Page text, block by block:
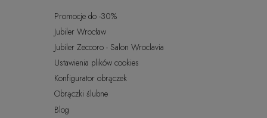
Promocje do -30%
Jubiler Wrocław
Jubiler Zeccoro - Salon Wroclavia
Ustawienia plików cookies
Konfigurator obrączek
Obrączki ślubne
Blog